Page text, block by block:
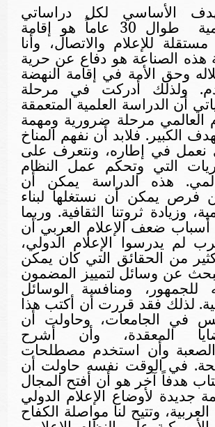
الأساسي لكل دراساتي
طوال 30 عاماً هو إقامة
للإعلام والاتصال، وأنا
هذه الصناعة هو دفاع عن حرية
وحق الأمة في إقامة النهضة
ولذلك أدركت في مرحلة
أن الدراسة العلمية المتعمقة
العالمي مرحلة ضرورية ومهمة
الكبير. فلابد أن نفهم المناخ
نعمل في إطاره، ونتعرف على
التي وتحكم عمل النظام
هذه الدراسة يمكن أن
يمكن أن نستغلها لبناء
وزيادة ثروتنا الثقافية. وربما
ضعف الإعلام العربي أن
لم يدرسوا الإعلام الدولي،
من الحقائق التي كان يمكن
عن وسائل لتمييز المضمون
للجمهور، ومنافسة الوسائل
لذلك فقد قررت أن أكتب هذا
في الجامعات، وحاولت أن
المعقدة، وأن أشرح
وأن استخدم مصطلحات
في الوقت نفسه حاولت أن
هدفاً آخر هو أن أفتح المجال
جديدة لأوضاع الإعلام الدولي
العربية، وتتيح لنا مواصلة الكفاح